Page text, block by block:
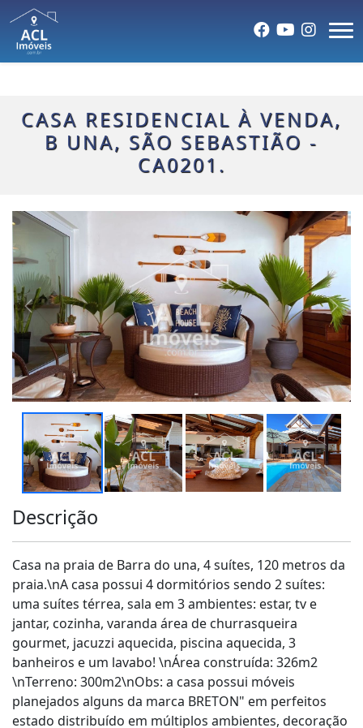
CASA RESIDENCIAL À VENDA,
B UNA, SÃO SEBASTIÃO -
CA0201.
Descrição
Casa na praia de Barra do una, 4 suítes, 120 metros da
praia.\nA casa possui 4 dormitórios sendo 2 suítes:
uma suítes térrea, sala em 3 ambientes: estar, tv e
jantar, cozinha, varanda área de churrasqueira
gourmet, jacuzzi aquecida, piscina aquecida, 3
banheiros e um lavabo! \nÁrea construída: 326m2
\nTerreno: 300m2\nObs: a casa possui móveis
planejados alguns da marca BRETON" em perfeitos
estado distribuído em múltiplos ambientes, decoração